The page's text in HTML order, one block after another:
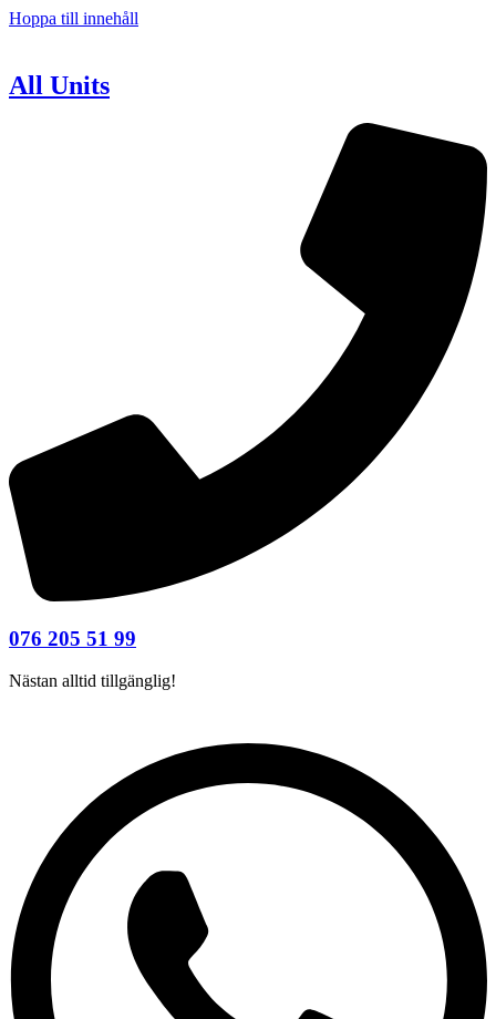
Hoppa till innehåll
All Units
076 205 51 99
Nästan alltid tillgänglig!